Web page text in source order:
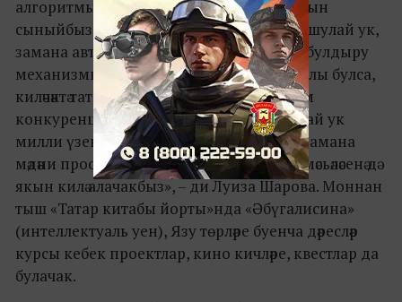
алгоритмының ни дәрәҗәдә эффектив булуын
сыныйбыз. Әлеге проект кысаларында, шулай ук,
замана авторын таныту, аның образын булдыру
механизмнары да карала. Проект уңышлы булса,
киләчәктә татар әдәбиятының актуальлеге һәм
конкуренциягә сәләтлелеге темасына, шулай ук
милли үзенчәлекләребезне югалтмыйча, замана
мәдәни пространствосына яраклаша алу мәсьәләсенә дә
якын килә алачакбыз», – ди Луиза Шарова. Моннан
тыш «Татар китабы йорты»нда «Әбүгалисина»
(интеллектуаль уен), Язу төрләре буенча дәресләр
курсы кебек проектлар, кино кичләре, квестлар да
булачак.